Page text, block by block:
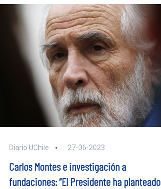
Diario UChile 27-06-2023
Carlos Montes e investigación a
fundaciones: “El Presidente ha planteado